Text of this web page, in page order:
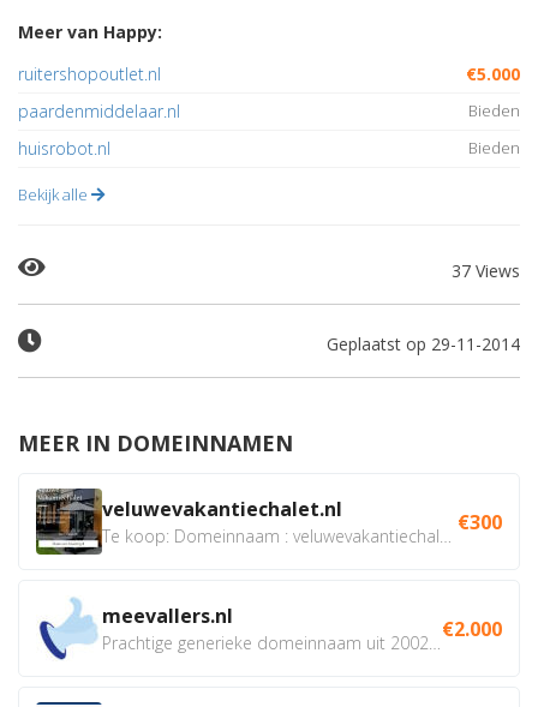
Meer van Happy:
ruitershopoutlet.nl
€5.000
paardenmiddelaar.nl
Bieden
huisrobot.nl Bieden
Bekijk alle
37 Views
Geplaatst op 29-11-2014
MEER IN DOMEINNAMEN
veluwevakantiechalet.nl €300
meevallers.nl €2.000